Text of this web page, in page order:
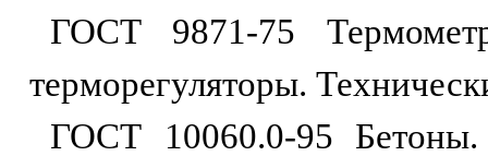
ГОСТ 9871-75
терморегуляторы.
ГОСТ 10060.0-95 Бетоны.